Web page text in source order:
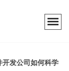
发公司如何科学